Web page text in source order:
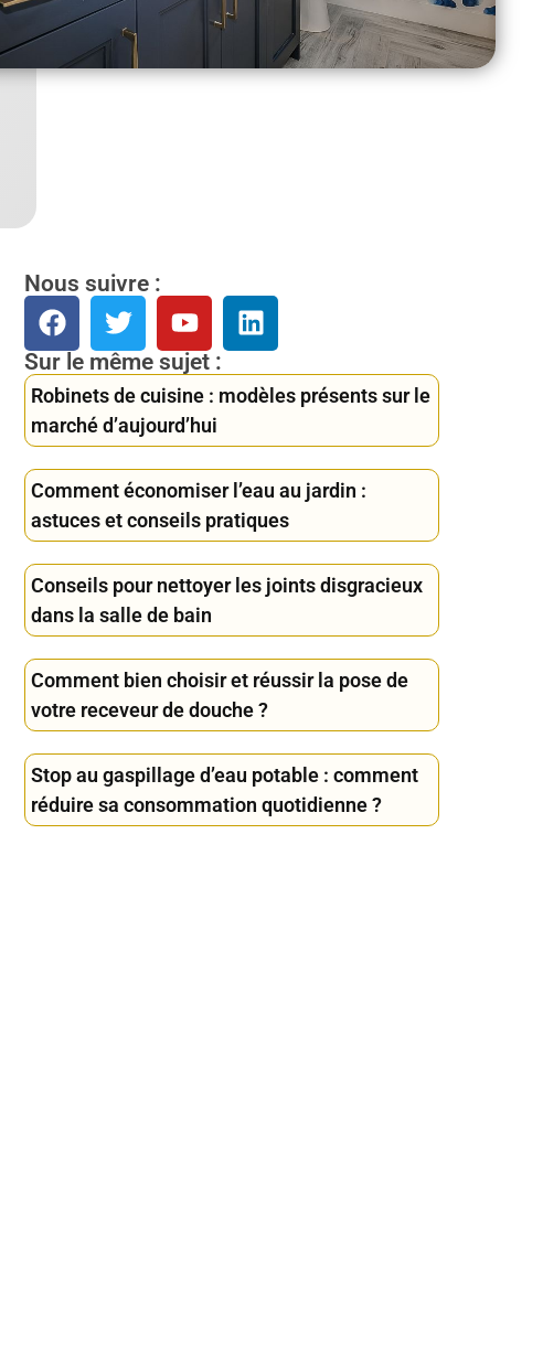
Nous suivre :
Sur le même sujet :
Robinets de cuisine : modèles présents sur le
marché d’aujourd’hui
Comment économiser l’eau au jardin :
astuces et conseils pratiques
Conseils pour nettoyer les joints disgracieux
dans la salle de bain
Comment bien choisir et réussir la pose de
votre receveur de douche ?
Stop au gaspillage d’eau potable : comment
réduire sa consommation quotidienne ?